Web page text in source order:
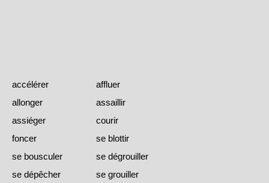
accélérer
affluer
allonger
assaillir
assiéger
courir
foncer
se blottir
se bousculer
se dégrouiller
se dépêcher
se grouiller